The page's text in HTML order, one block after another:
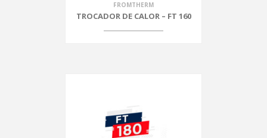
FROMTHERM
TROCADOR DE CALOR – FT 160